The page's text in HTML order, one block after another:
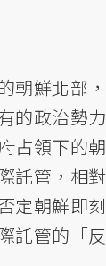
朝鮮北部，
的政治勢力
占領下的朝
託管，相對
定朝鮮即刻
託管的「反